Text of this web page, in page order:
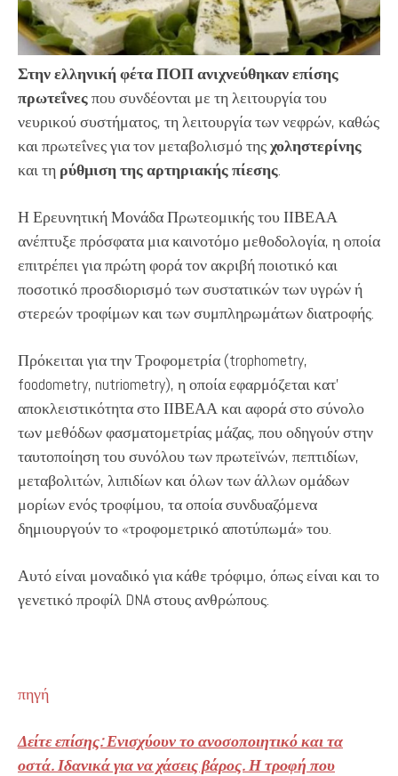
Στην ελληνική φέτα ΠΟΠ ανιχνεύθηκαν επίσης
πρωτεΐνεςπου συνδέονται με τη λειτουργία του
νευρικού συστήματος, τη λειτουργία των νεφρών, καθώς
και πρωτεΐνες για τον μεταβολισμό τηςχοληστερίνης
και τη ρύθμιση της αρτηριακής πίεσης.
Η Ερευνητική Μονάδα Πρωτεομικής του ΙΙΒΕΑΑ
ανέπτυξε πρόσφατα μια καινοτόμο μεθοδολογία, η οποία
επιτρέπει για πρώτη φορά τον ακριβή ποιοτικό και
ποσοτικό προσδιορισμό των συστατικών των υγρών ή
στερεών τροφίμων και των συμπληρωμάτων διατροφής.
Πρόκειται για την Τροφομετρία (trophometry,
foodometry, nutriometry), η οποία εφαρμόζεται κατ’
αποκλειστικότητα στο ΙΙΒΕΑΑ και αφορά στο σύνολο
των μεθόδων φασματομετρίας μάζας, που οδηγούν στην
ταυτοποίηση του συνόλου των πρωτεϊνών, πεπτιδίων,
μεταβολιτών, λιπιδίων και όλων των άλλων ομάδων
μορίων ενός τροφίμου, τα οποία συνδυαζόμενα
δημιουργούν το «τροφομετρικό αποτύπωμά» του.
Αυτό είναι μοναδικό για κάθε τρόφιμο, όπως είναι και το
γενετικό προφίλ DNA στους ανθρώπους.
πηγή
Δείτε επίσης: Ενισχύουν το ανοσοποιητικό και τα
οστά. Ιδανικά για να χάσεις βάρος. Η τροφή που